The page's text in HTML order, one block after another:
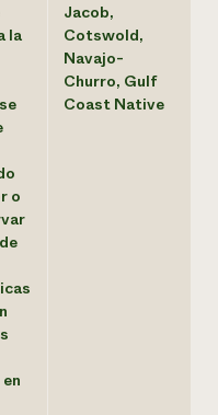
la
o
Jacob,
Cotswold,
Navajo-
Churro, Gulf
Coast Native